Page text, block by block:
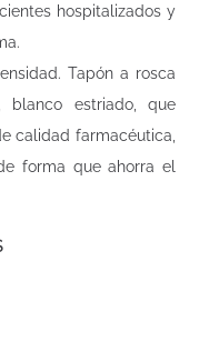
hospitalizados y
Tapón a rosca
blanco estriado, que
calidad farmacéutica,
forma que ahorra el